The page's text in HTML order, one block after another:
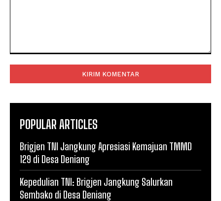
POPULAR ARTICLES
Brigjen TNI Jangkung Apresiasi Kemajuan TMMD
129 di Desa Deniang
Kepedulian TNI: Brigjen Jangkung Salurkan
Sembako di Desa Deniang